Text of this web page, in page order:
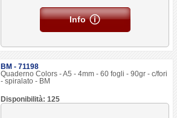
Info
BM - 71198
Quaderno Colors - A5 - 4mm - 60 fogli - 90gr - c/fori
- spiralato - BM
Disponibilità: 125